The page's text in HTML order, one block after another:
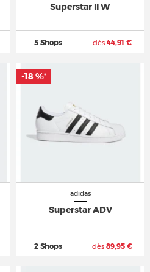
Superstar II W
5 Shops dès44,91 €
adidas
Superstar ADV
2 Shops dès89,95 €
-18 %*